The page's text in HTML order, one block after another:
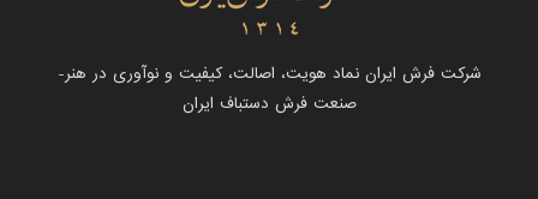
شرکت فرش ایران نماد هویت، اصالت، کیفیت و نوآوری در هنر-
صنعت فرش دستباف ایران